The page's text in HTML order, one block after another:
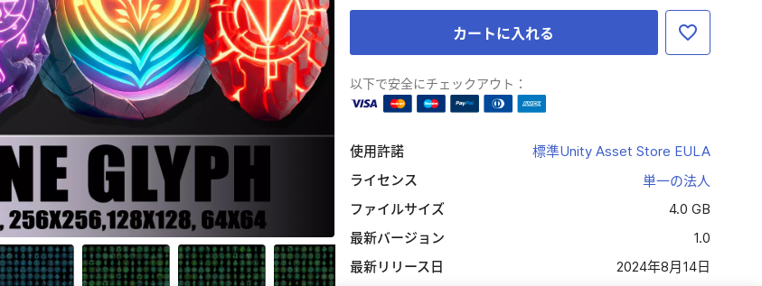
カートに入れる
以下で安全にチェックアウト：
使用許諾
標準Unity Asset Store EULA
ライセンス
単一の法人
ファイルサイズ
4.0 GB
最新バージョン
1.0
最新リリース日
2024年8月14日